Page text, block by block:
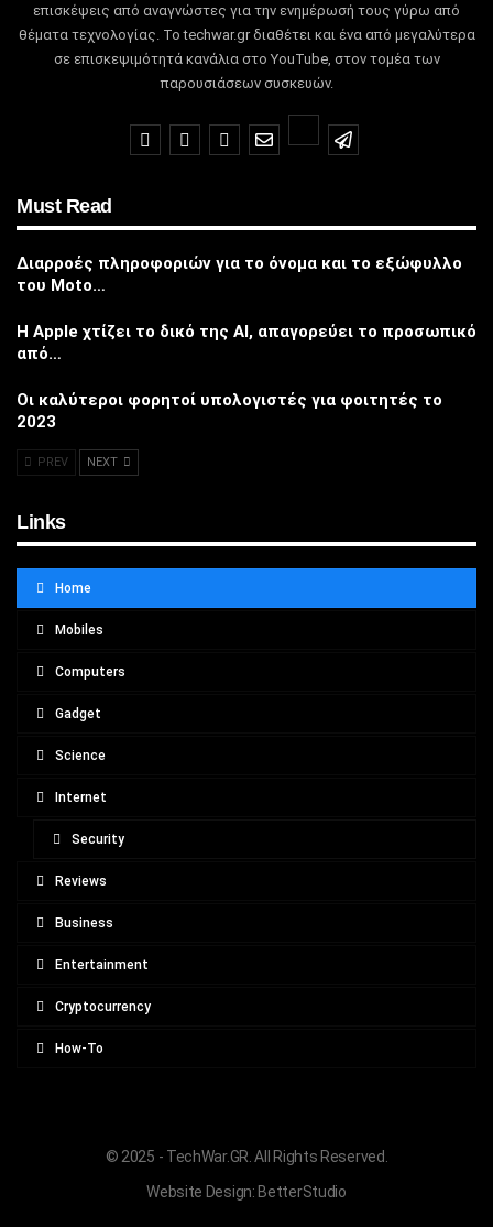
επισκέψεις από αναγνώστες για την ενημέρωσή τους γύρω από
θέματα τεχνολογίας. Το techwar.gr διαθέτει και ένα από μεγαλύτερα
σε επισκεψιμότητά κανάλια στο YouTube, στον τομέα των
παρουσιάσεων συσκευών.
Must Read
Διαρροές πληροφοριών για το όνομα και το εξώφυλλο
του Moto…
Η Apple χτίζει το δικό της AI, απαγορεύει το προσωπικό
από…
Οι καλύτεροι φορητοί υπολογιστές για φοιτητές το
2023
PREV NEXT
Links
Home
Mobiles
Computers
Gadget
Science
Internet
Security
Reviews
Business
Entertainment
Cryptocurrency
How-To
© 2025 - TechWar.GR. All Rights Reserved.
Website Design: BetterStudio